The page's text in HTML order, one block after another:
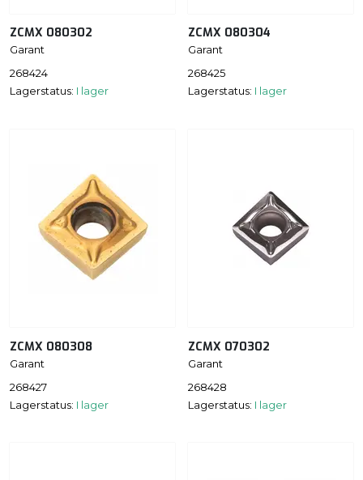
ZCMX 080302
Garant
268424
Lagerstatus: I lager
ZCMX 080304
Garant
268425
Lagerstatus: I lager
ZCMX 080308
Garant
268427
Lagerstatus: I lager
ZCMX 070302
Garant
268428
Lagerstatus: I lager